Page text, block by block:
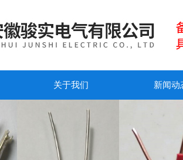
关于我们 新闻动